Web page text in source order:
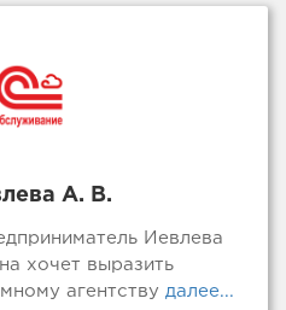
А. В.
Иевлева
хочет выразить
агентству далее...